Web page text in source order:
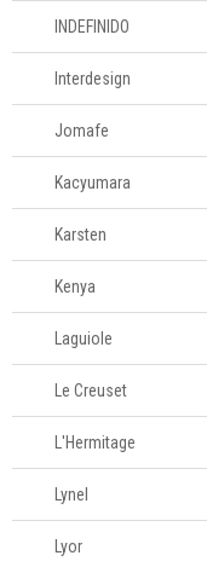
INDEFINIDO
Interdesign
Jomafe
Kacyumara
Karsten
Kenya
Laguiole
Le Creuset
L'Hermitage
Lynel
Lyor